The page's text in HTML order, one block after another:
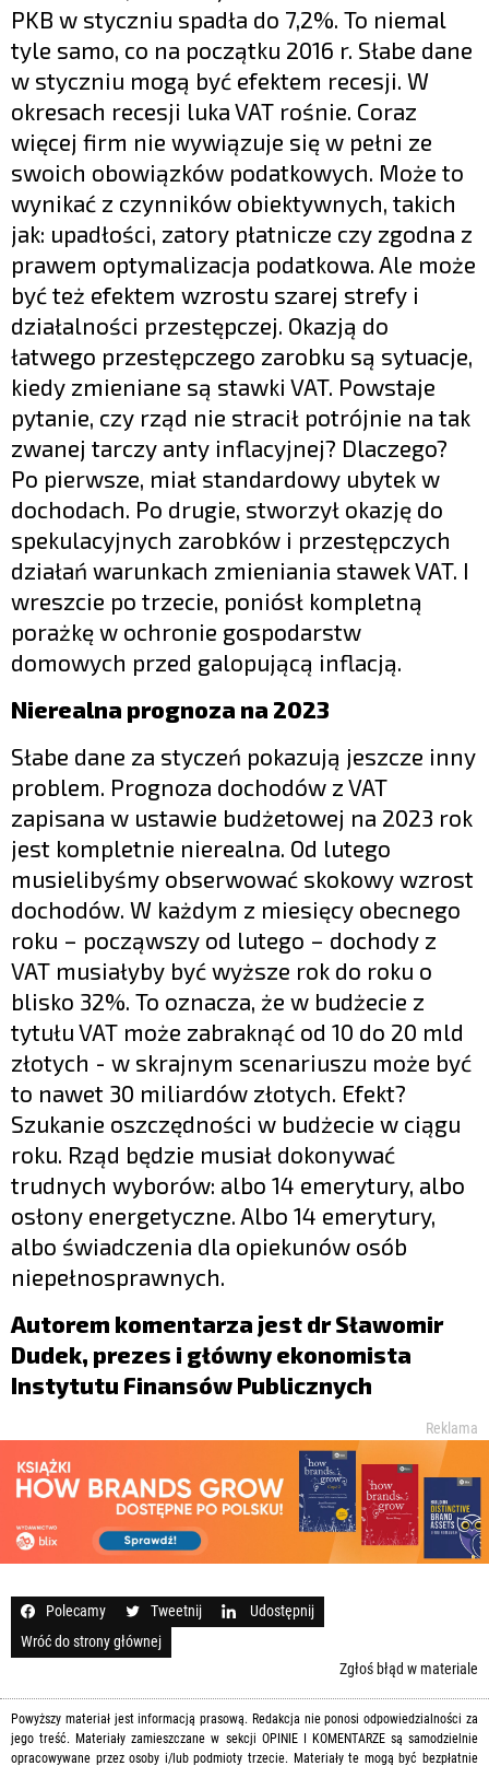
PKB w styczniu spadła do 7,2%. To niemal
tyle samo, co na początku 2016 r. Słabe dane
w styczniu mogą być efektem recesji. W
okresach recesji luka VAT rośnie. Coraz
więcej firm nie wywiązuje się w pełni ze
swoich obowiązków podatkowych. Może to
wynikać z czynników obiektywnych, takich
jak: upadłości, zatory płatnicze czy zgodna z
prawem optymalizacja podatkowa. Ale może
być też efektem wzrostu szarej strefy i
działalności przestępczej. Okazją do
łatwego przestępczego zarobku są sytuacje,
kiedy zmieniane są stawki VAT. Powstaje
pytanie, czy rząd nie stracił potrójnie na tak
zwanej tarczy anty inflacyjnej? Dlaczego?
Po pierwsze, miał standardowy ubytek w
dochodach. Po drugie, stworzył okazję do
spekulacyjnych zarobków i przestępczych
działań warunkach zmieniania stawek VAT. I
wreszcie po trzecie, poniósł kompletną
porażkę w ochronie gospodarstw
domowych przed galopującą inflacją.
Nierealna prognoza na 2023
Słabe dane za styczeń pokazują jeszcze inny
problem. Prognoza dochodów z VAT
zapisana w ustawie budżetowej na 2023 rok
jest kompletnie nierealna. Od lutego
musielibyśmy obserwować skokowy wzrost
dochodów. W każdym z miesięcy obecnego
roku – począwszy od lutego – dochody z
VAT musiałyby być wyższe rok do roku o
blisko 32%. To oznacza, że w budżecie z
tytułu VAT może zabraknąć od 10 do 20 mld
złotych - w skrajnym scenariuszu może być
to nawet 30 miliardów złotych. Efekt?
Szukanie oszczędności w budżecie w ciągu
roku. Rząd będzie musiał dokonywać
trudnych wyborów: albo 14 emerytury, albo
osłony energetyczne. Albo 14 emerytury,
albo świadczenia dla opiekunów osób
niepełnosprawnych.
Autorem komentarza jest dr Sławomir
Dudek, prezes i główny ekonomista
Instytutu Finansów Publicznych
Reklama
Polecamy Tweetnij
Udostępnij
Wróć do strony głównej
Zgłoś błąd w materiale
Powyższy materiał jest informacją prasową. Redakcja nie ponosi odpowiedzialności za
jego treść. Materiały zamieszczane w sekcji OPINIE I KOMENTARZE są samodzielnie
opracowywane przez osoby i/lub podmioty trzecie. Materiały te mogą być bezpłatnie